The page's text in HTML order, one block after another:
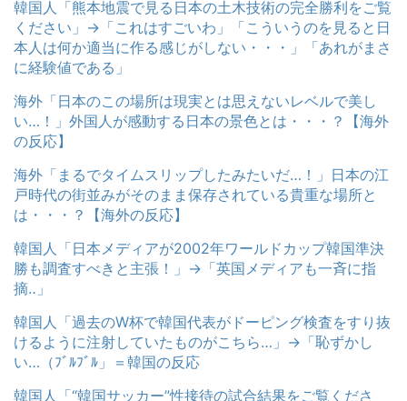
韓国人「熊本地震で見る日本の土木技術の完全勝利をご覧
ください」→「これはすごいわ」「こういうのを見ると日
本人は何か適当に作る感じがしない・・・」「あれがまさ
に経験値である」
海外「日本のこの場所は現実とは思えないレベルで美し
い…！」外国人が感動する日本の景色とは・・・？【海外
の反応】
海外「まるでタイムスリップしたみたいだ…！」日本の江
戸時代の街並みがそのまま保存されている貴重な場所と
は・・・？【海外の反応】
韓国人「日本メディアが2002年ワールドカップ韓国準決
勝も調査すべきと主張！」→「英国メディアも一斉に指
摘‥」
韓国人「過去のW杯で韓国代表がドーピング検査をすり抜
けるように注射していたものがこちら…」→「恥ずかし
い…（ﾌﾞﾙﾌﾞﾙ」＝韓国の反応
韓国人「“韓国サッカー”性接待の試合結果をご覧くださ